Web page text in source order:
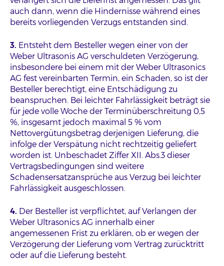
auch dann, wenn die Hindernisse während eines
bereits vorliegenden Verzugs entstanden sind.
3. Entsteht dem Besteller wegen einer von der
Weber Ultrasonis AG verschuldeten Verzögerung,
insbesondere bei einem mit der Weber Ultrasonics
AG fest vereinbarten Termin, ein Schaden, so ist der
Besteller berechtigt, eine Entschädigung zu
beanspruchen. Bei leichter Fahrlässigkeit beträgt sie
für jede volle Woche der Terminüberschreitung 0,5
%, insgesamt jedoch maximal 5 % vom
Nettovergütungsbetrag derjenigen Lieferung, die
infolge der Verspätung nicht rechtzeitig geliefert
worden ist. Unbeschadet Ziffer XII. Abs.3 dieser
Vertragsbedingungen sind weitere
Schadensersatzansprüche aus Verzug bei leichter
Fahrlässigkeit ausgeschlossen.
4. Der Besteller ist verpflichtet, auf Verlangen der
Weber Ultrasonics AG innerhalb einer
angemessenen Frist zu erklären, ob er wegen der
Verzögerung der Lieferung vom Vertrag zurücktritt
oder auf die Lieferung besteht.